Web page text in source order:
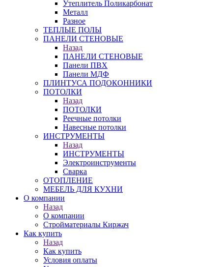
Утеплитель Поликарбонат
Металл
Разное
ТЕПЛЫЕ ПОЛЫ
ПАНЕЛИ СТЕНОВЫЕ
Назад
ПАНЕЛИ СТЕНОВЫЕ
Панели ПВХ
Панели МДФ
ПЛИНТУСА ПОДОКОННИКИ
ПОТОЛКИ
Назад
ПОТОЛКИ
Реечные потолки
Навесные потолки
ИНСТРУМЕНТЫ
Назад
ИНСТРУМЕНТЫ
Электроинструменты
Сварка
ОТОПЛЕНИЕ
МЕБЕЛЬ ДЛЯ КУХНИ
О компании
Назад
О компании
Стройматериалы Киржач
Как купить
Назад
Как купить
Условия оплаты